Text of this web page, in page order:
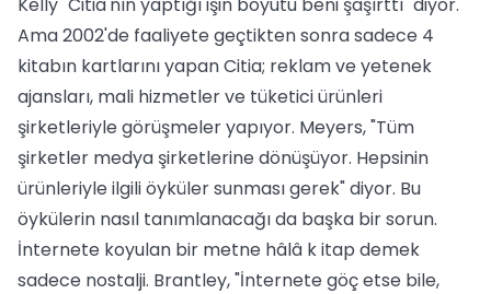
Ama 2002'de faaliyete geçtikten sonra sadece 4
kitabın kartlarını yapan Citia; reklam ve yetenek
ajansları, mali hizmetler ve tüketici ürünleri
şirketleriyle görüşmeler yapıyor. Meyers, "Tüm
şirketler medya şirketlerine dönüşüyor. Hepsinin
ürünleriyle ilgili öyküler sunması gerek" diyor. Bu
öykülerin nasıl tanımlanacağı da başka bir sorun.
İnternete koyulan bir metne hâlâ k itap demek
sadece nostalji. Brantley, "İnternete göç etse bile,